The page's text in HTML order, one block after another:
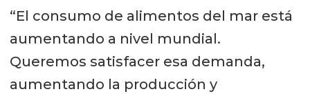
“El consumo de alimentos del mar está
aumentando a nivel mundial.
Queremos satisfacer esa demanda,
aumentando la producción y